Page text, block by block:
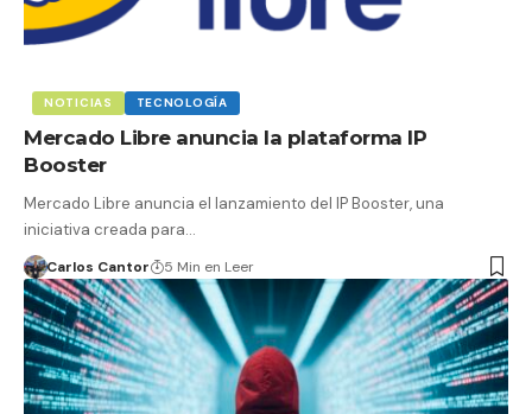
NOTICIAS TECNOLOGÍA
Mercado Libre anuncia la plataforma IP
Booster
Mercado Libre anuncia el lanzamiento del IP Booster, una
iniciativa creada para…
Carlos Cantor 5 Min en Leer